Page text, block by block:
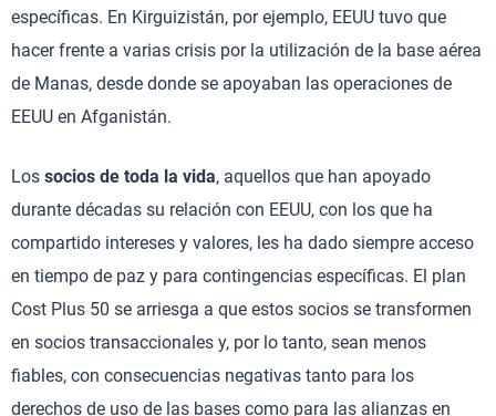
específicas. En Kirguizistán, por ejemplo, EEUU tuvo que
hacer frente a varias crisis por la utilización de la base aérea
de Manas, desde donde se apoyaban las operaciones de
EEUU en Afganistán.
Los socios de toda la vida, aquellos que han apoyado
durante décadas su relación con EEUU, con los que ha
compartido intereses y valores, les ha dado siempre acceso
en tiempo de paz y para contingencias específicas. El plan
Cost Plus 50 se arriesga a que estos socios se transformen
en socios transaccionales y, por lo tanto, sean menos
fiables, con consecuencias negativas tanto para los
derechos de uso de las bases como para las alianzas en